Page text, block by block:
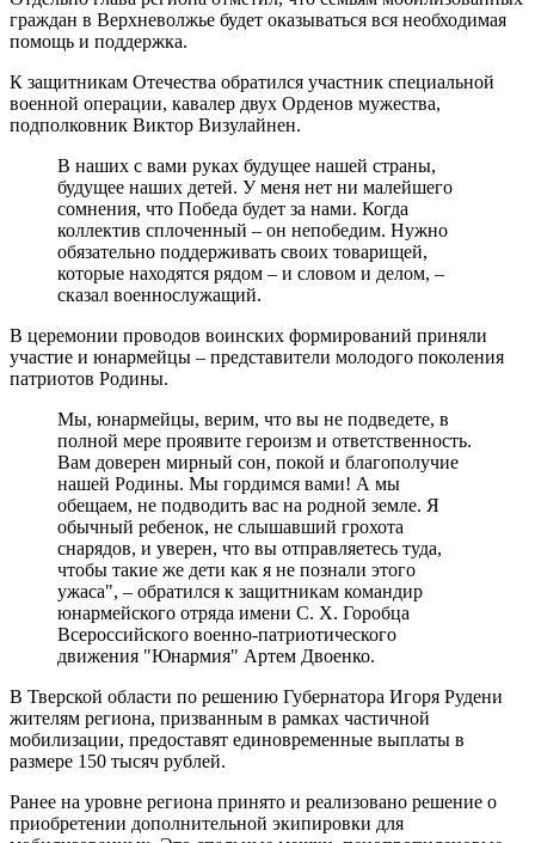
граждан в Верхневолжье будет оказываться вся необходимая
помощь и поддержка.
К защитникам Отечества обратился участник специальной
военной операции, кавалер двух Орденов мужества,
подполковник Виктор Визулайнен.
В наших с вами руках будущее нашей страны,
будущее наших детей. У меня нет ни малейшего
сомнения, что Победа будет за нами. Когда
коллектив сплоченный – он непобедим. Нужно
обязательно поддерживать своих товарищей,
которые находятся рядом – и словом и делом, –
сказал военнослужащий.
В церемонии проводов воинских формирований приняли
участие и юнармейцы – представители молодого поколения
патриотов Родины.
Мы, юнармейцы, верим, что вы не подведете, в
полной мере проявите героизм и ответственность.
Вам доверен мирный сон, покой и благополучие
нашей Родины. Мы гордимся вами! А мы
обещаем, не подводить вас на родной земле. Я
обычный ребенок, не слышавший грохота
снарядов, и уверен, что вы отправляетесь туда,
чтобы такие же дети как я не познали этого
ужаса", – обратился к защитникам командир
юнармейского отряда имени С. Х. Горобца
Всероссийского военно-патриотического
движения "Юнармия" Артем Двоенко.
В Тверской области по решению Губернатора Игоря Рудени
жителям региона, призванным в рамках частичной
мобилизации, предоставят единовременные выплаты в
размере 150 тысяч рублей.
Ранее на уровне региона принято и реализовано решение о
приобретении дополнительной экипировки для